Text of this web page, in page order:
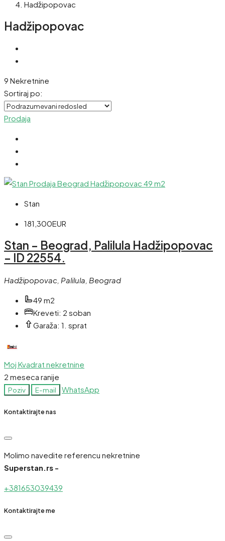
Hadžipopovac
Hadžipopovac
9 Nekretnine
Sortiraj po:
Prodaja
Stan
181,300EUR
Stan – Beograd, Palilula Hadžipopovac
– ID 22554.
Hadžipopovac, Palilula, Beograd
49 m2
Kreveti: 2 soban
Garaža: 1. sprat
Moj Kvadrat nekretnine
2 meseca ranije
Poziv E-mail WhatsApp
Kontaktirajte nas
Molimo navedite referencu nekretnine
Superstan.rs -
+381653039439
Kontaktirajte me